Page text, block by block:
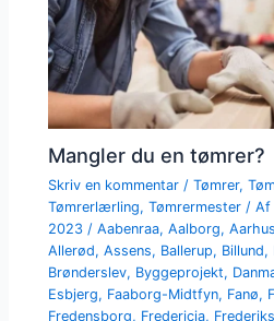
Mangler du en tømrer?
Skriv en kommentar /Tømrer,
Tømrerlærling,Tømrermester /
2023/Aabenraa,Aalborg,Aarhus
Allerød,Assens, Ballerup, Billund,
Brønderslev, Byggeprojekt,
Esbjerg, Faaborg-Midtfyn, Fanø,
Fredensborg, Fredericia,